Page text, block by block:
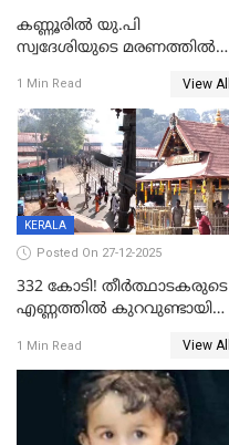
കണ്ണൂരിൽ യു.പി
സ്വദേശിയുടെ മരണത്തിൽ
കേസ്; തർക്കമുണ്ടായത്
ഫേഷ്യലിന് 300 രൂപ
ആവശ്യപ്പെട്ടതിനെച്ചൊല്ലി
1 Min Read View All
KERALA
Posted On 27-12-2025
332 കോടി! തീർത്ഥാടകരുടെ
എണ്ണത്തിൽ കുറവുണ്ടായിട്ടും
കുതിച്ചുയരുന്നു
1 Min Read View All